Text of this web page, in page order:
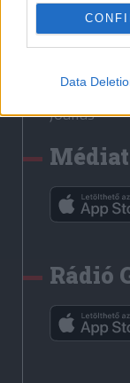
Data
Erdélyi
Főtér
Rádió
Jóállás
Rádió